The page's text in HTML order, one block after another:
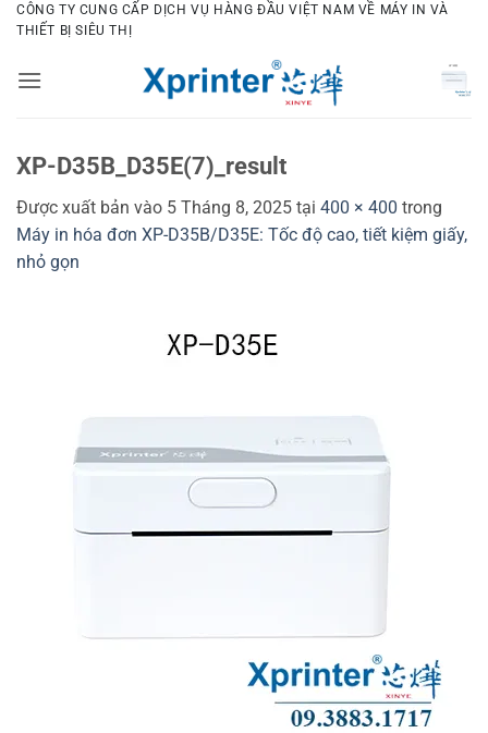
Bỏ
qua
dung
CÔNG TY CUNG CẤP DỊCH VỤ HÀNG ĐẦU VIỆT NAM VỀ MÁY IN VÀ
THIẾT BỊ SIÊU THỊ
XP-D35B_D35E(7)_result
Được xuất bản vào 5 Tháng 8, 2025 tại 400 × 400 trong
Máy in hóa đơn XP-D35B/D35E: Tốc độ cao, tiết kiệm giấy,
nhỏ gọn